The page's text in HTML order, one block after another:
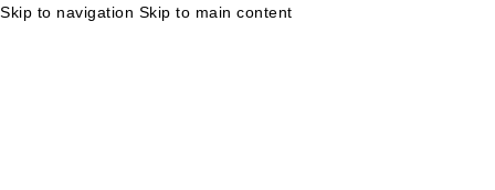
Skip to navigation Skip to main content